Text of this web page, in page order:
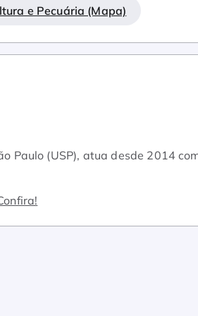
e Pecuária (Mapa)
Paulo (USP), atua desde 2014